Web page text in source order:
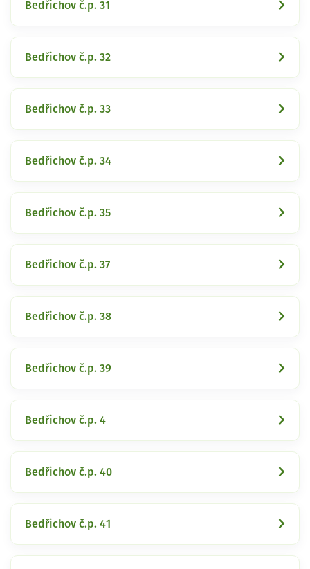
Bedřichov č.p. 31
Bedřichov č.p. 32
Bedřichov č.p. 33
Bedřichov č.p. 34
Bedřichov č.p. 35
Bedřichov č.p. 37
Bedřichov č.p. 38
Bedřichov č.p. 39
Bedřichov č.p. 4
Bedřichov č.p. 40
Bedřichov č.p. 41